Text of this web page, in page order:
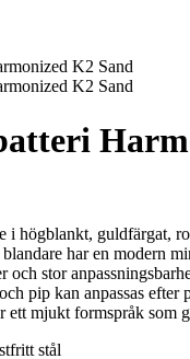
i högblankt, guldfärgat,
har en modern
och stor
pip kan anpassas efter
ett mjukt formspråk som
stål